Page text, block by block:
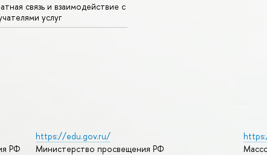
связь и взаимодействие с
услуг
РФ
https://edu.gov.ru/
Министерство просвещения РФ